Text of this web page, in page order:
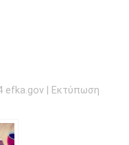
efka.gov | Εκτύπωση